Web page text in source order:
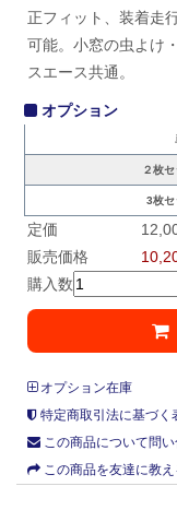
正フィット、装着走
可能。小窓の虫よけ
スエース共通。
オプション
２枚セ
3枚セ
定価
販売価格
購入数
オプション在庫
特定商取引法に基づく
この商品について問
この商品を友達に教え